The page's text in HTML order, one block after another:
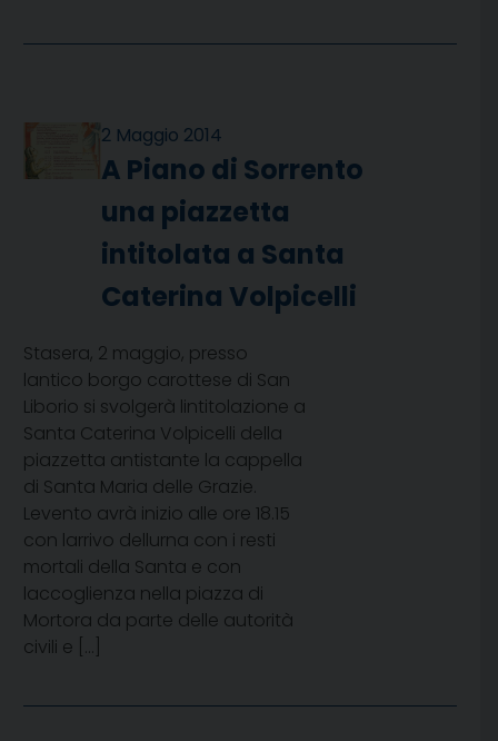
2 Maggio 2014
A Piano di Sorrento
una piazzetta
intitolata a Santa
Caterina Volpicelli
Stasera, 2 maggio, presso
lantico borgo carottese di San
Liborio si svolgerà lintitolazione a
Santa Caterina Volpicelli della
piazzetta antistante la cappella
di Santa Maria delle Grazie.
Levento avrà inizio alle ore 18.15
con larrivo dellurna con i resti
mortali della Santa e con
laccoglienza nella piazza di
Mortora da parte delle autorità
civili e […]